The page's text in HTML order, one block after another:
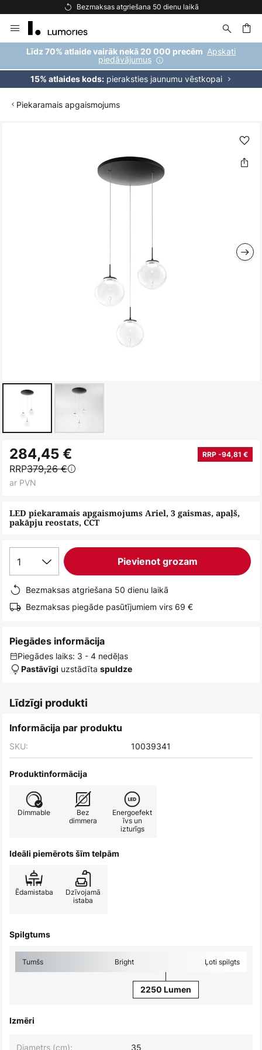
Bezmaksas atgriešana 50 dienu laikā
to
Content
Līdz 70% atlaide vairāk nekā 20 000 precēm Apskati
piedāvājumus
15% atlaides kods:pieraksties jaunumu vēstkopai
Piekaramais apgaismojums
uz
galerijas
sākumu
LED piekaramais apgaismojums Ariel, 3 gaismas, apaļš,
pakāpju reostats, CCT
284,45 € RRP -94,81 €
RRP379,26 €
ar PVN
1 Pievienot grozam
Bezmaksas atgriešana 50 dienu laikā
Bezmaksas piegāde pasūtījumiem virs 69 €
Piegādes informācija
Piegādes laiks: 3 - 4 nedēļas
Pastāvīgi uzstādīta spuldze
Līdzīgi produkti
Informācija par produktu
SKU: 10039341
Produktinformācija
Dimmable
Bez
dimmera
Energoefekt
īvs un
izturīgs
Ideāli piemērots šīm telpām
Ēdamistaba
Dzīvojamā
istaba
Spilgtums
Tumšs Bright Ļoti spilgts
2250 Lumen
Izmēri
Diametrs (cm): 35